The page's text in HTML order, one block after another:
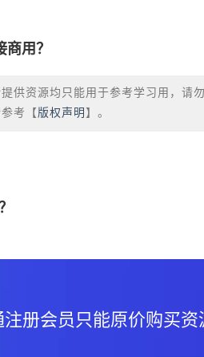
用？
供资源均只能用于参考学习用，请
考【 版权声明 】。
册会员只能原价购买